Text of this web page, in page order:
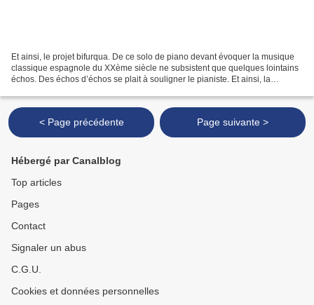
Et ainsi, le projet bifurqua. De ce solo de piano devant évoquer la musique
classique espagnole du XXème siècle ne subsistent que quelques lointains
échos. Des échos d’échos se plait à souligner le pianiste. Et ainsi, la
< Page précédente Page suivante >
Hébergé par Canalblog
Top articles
Pages
Contact
Signaler un abus
C.G.U.
Cookies et données personnelles